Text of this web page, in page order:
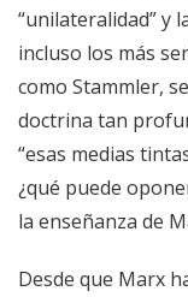
“unilateralidad” y
incluso los más
como Stammler,
doctrina tan
“esas medias
¿qué puede
la enseñanza de
Desde que Marx